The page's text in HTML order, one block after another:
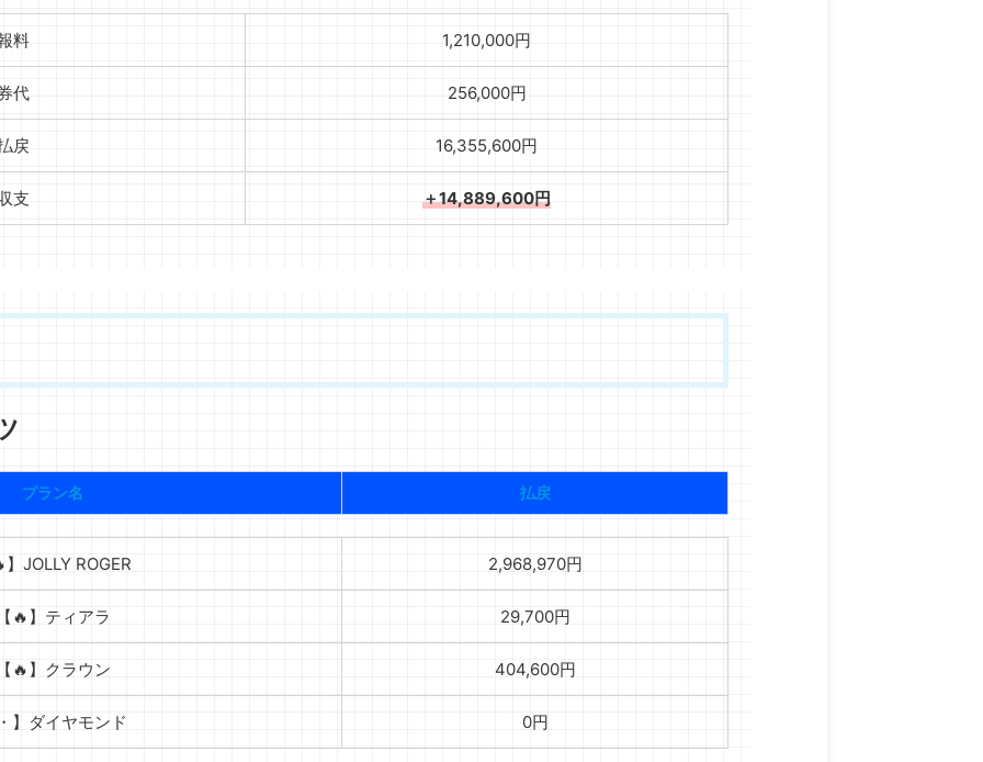
料 1,210,000円
代 256,000円
戻 16,355,600円
支 ＋14,889,600円
プラン名 払戻
】JOLLY ROGER 2,968,970円
🔥】ティアラ 29,700円
🔥】クラウン 404,600円
】ダイヤモンド 0円